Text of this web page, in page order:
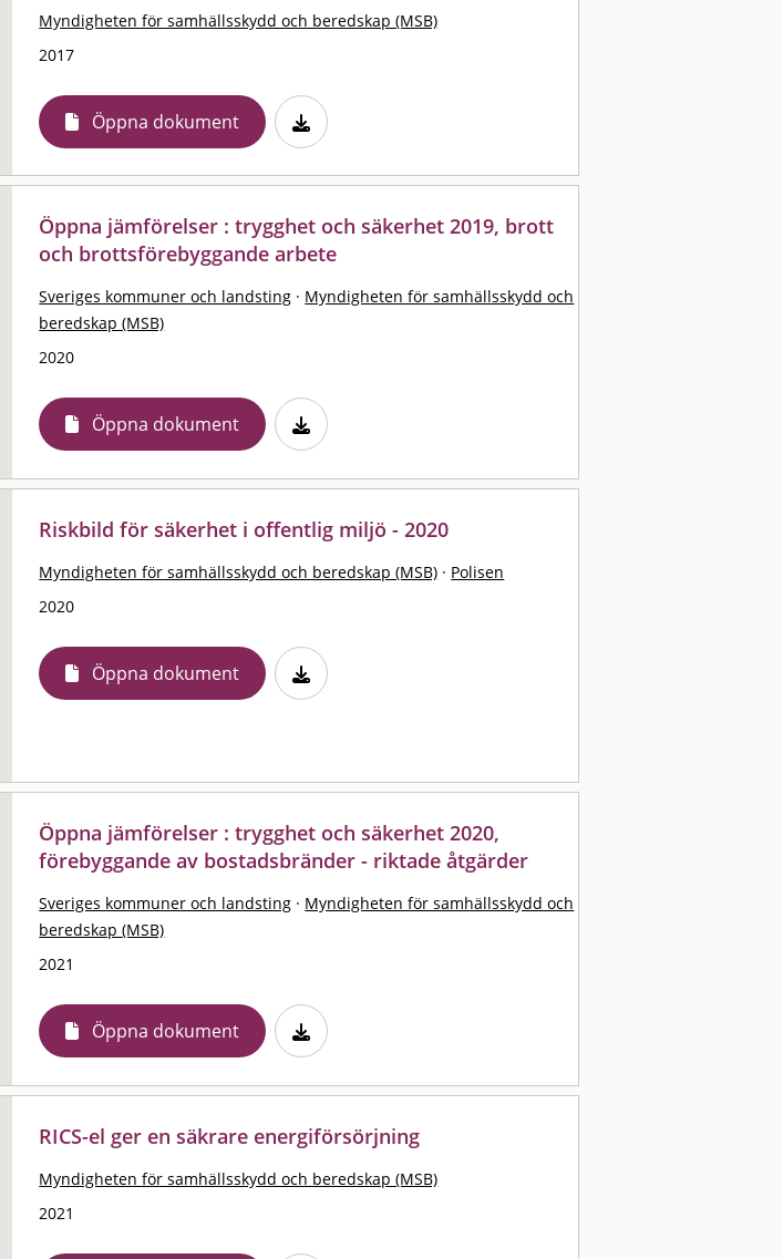
Myndigheten för samhällsskydd och beredskap (MSB)
2017
Öppna dokument
Öppna jämförelser : trygghet och säkerhet 2019, brott
och brottsförebyggande arbete
Sveriges kommuner och landsting · Myndigheten för samhällsskydd och
beredskap (MSB)
2020
Öppna dokument
Riskbild för säkerhet i offentlig miljö - 2020
Myndigheten för samhällsskydd och beredskap (MSB) · Polisen
2020
Öppna dokument
Öppna jämförelser : trygghet och säkerhet 2020,
förebyggande av bostadsbränder - riktade åtgärder
Sveriges kommuner och landsting · Myndigheten för samhällsskydd och
beredskap (MSB)
2021
Öppna dokument
RICS-el ger en säkrare energiförsörjning
Myndigheten för samhällsskydd och beredskap (MSB)
2021